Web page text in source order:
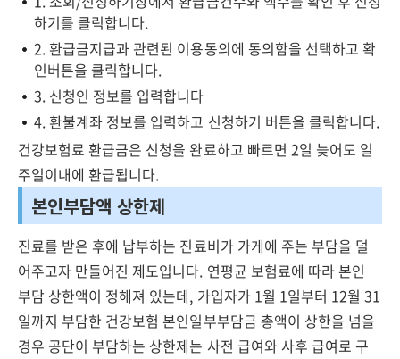
하기를 클릭합니다.
2. 환급금지급과 관련된 이용동의에 동의함을 선택하고 확
인버튼을 클릭합니다.
3. 신청인 정보를 입력합니다
4. 환불계좌 정보를 입력하고 신청하기 버튼을 클릭합니다.
건강보험료 환급금은 신청을 완료하고 빠르면 2일 늦어도 일
주일이내에 환급됩니다.
본인부담액 상한제
진료를 받은 후에 납부하는 진료비가 가게에 주는 부담을 덜
어주고자 만들어진 제도입니다. 연평균 보험료에 따라 본인
부담 상한액이 정해져 있는데, 가입자가 1월 1일부터 12월 31
일까지 부담한 건강보험 본인일부부담금 총액이 상한을 넘을
경우 공단이 부담하는 상한제는 사전 급여와 사후 급여로 구